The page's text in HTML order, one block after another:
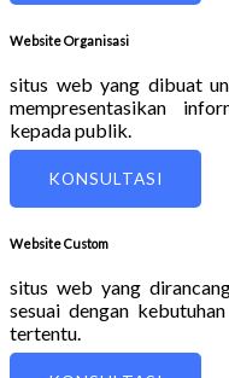
Website Organisasi
situs web yang dibuat
mempresentasikan
kepada publik.
KONSULTASI
Website Custom
situs web yang
sesuai dengan
tertentu.